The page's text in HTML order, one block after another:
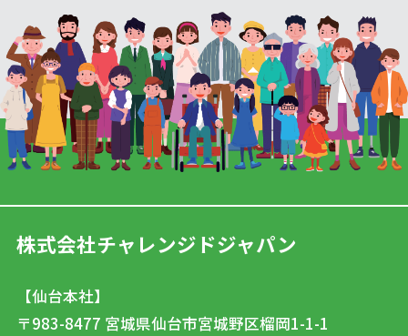
株式会社チャレンジドジャパン
【仙台本社】
〒983-8477 宮城県仙台市宮城野区榴岡1-1-1